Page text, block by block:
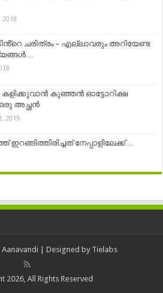
2018
ചരിത്രം – എല്ലാവരും അറിയേണ്ട
കളിക്കുവാൻ കുഞ്ഞൻ ഓട്ടോറിക്ഷ
ഒരു അച്ഛൻ
2019
നേപ്പാളിലേക്ക്…
Aanavandi | Designed by Tielabs
2026, All Rights Reserved